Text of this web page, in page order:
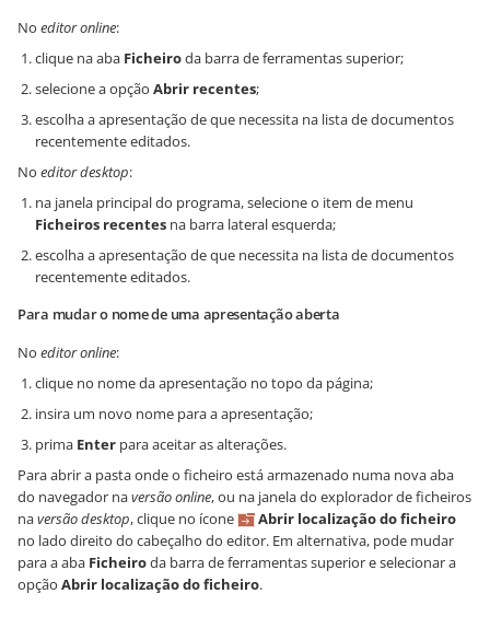
No editor online:
clique na aba Ficheiroda barra de ferramentas superior;
selecione a opção Abrir recentes;
escolha a apresentação de que necessita na lista de documentos
recentemente editados.
No editor desktop:
na janela principal do programa, selecione o item de menu
Ficheiros recentes na barra lateral esquerda;
escolha a apresentação de que necessita na lista de documentos
recentemente editados.
Para mudar o nome de uma apresentação aberta
No editor online:
clique no nome da apresentação no topo da página;
insira um novo nome para a apresentação;
prima Enter para aceitar as alterações.
Para abrir a pasta onde o ficheiro está armazenado numa nova aba
do navegador naversão online, ou na janela do explorador de ficheiros
naversão desktop, clique no ícone
Abrir localização do ficheiro
no lado direito do cabeçalho do editor. Em alternativa, pode mudar
para a aba Ficheiroda barra de ferramentas superior e selecionar a
opção Abrir localização do ficheiro.